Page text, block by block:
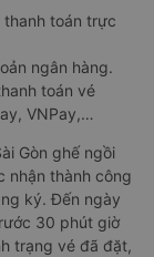
toán trực
ngân hàng.
toán vé
VNPay,…
Gòn ghế ngồi
nhận thành công
ký. Đến ngày
30 phút giờ
trạng vé đã đặt,